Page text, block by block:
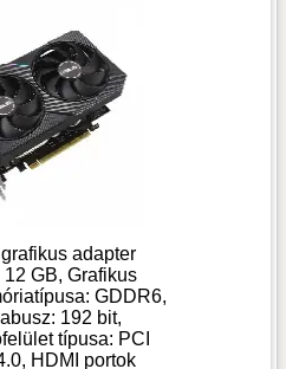
adapter
12 GB, Grafikus
GDDR6,
192 bit,
típusa: PCI
HDMI portok